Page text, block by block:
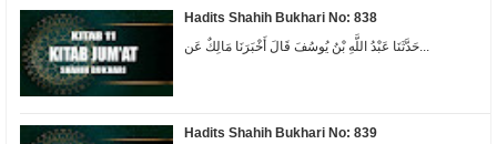
Hadits Shahih Bukhari No: 838
حَدَّثَنَا عَبْدُ اللَّهِ بْنُ يُوسُفَ قَالَ أَخْبَرَنَا مَالِكٌ عَن...
Hadits Shahih Bukhari No: 839